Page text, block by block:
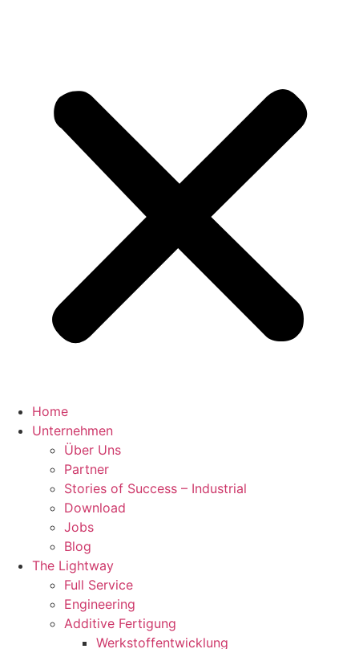
Home
Unternehmen
Über Uns
Partner
Stories of Success – Industrial
Download
Jobs
Blog
The Lightway
Full Service
Engineering
Additive Fertigung
Werkstoffentwicklung